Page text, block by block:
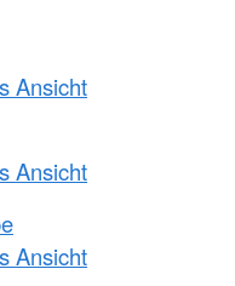
Ansicht
Ansicht
Ansicht